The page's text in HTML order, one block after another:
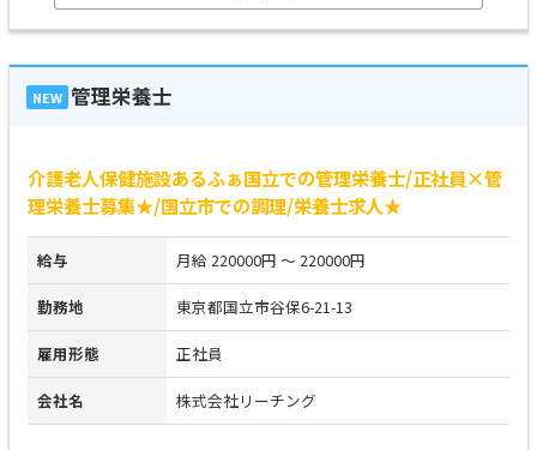
NEW 管理栄養士
介護老人保健施設あるふぁ国立での管理栄養士/正社員×管
理栄養士募集★/国立市での調理/栄養士求人★
給与 月給 220000円 ～ 220000円
勤務地 東京都国立市谷保6-21-13
雇用形態 正社員
会社名 株式会社リーチング